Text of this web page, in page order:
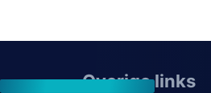
Overige links